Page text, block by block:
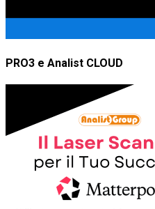
PRO3 e Analist CLOUD